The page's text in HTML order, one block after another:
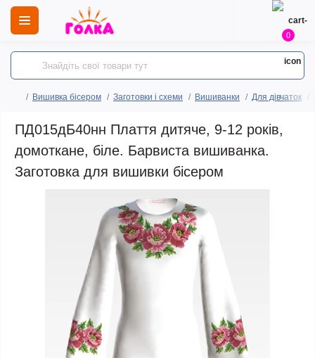
0
Вишивка бісером Заготовки і схеми Вишиванки Для дівчаток
ПД015дБ40нн Плаття дитяче, 9-12 років,
домоткане, біле. Барвиста вишиванка.
Заготовка для вишивки бісером